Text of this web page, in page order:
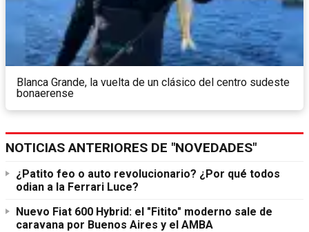
Blanca Grande, la vuelta de un clásico del centro sudeste
bonaerense
NOTICIAS ANTERIORES DE "NOVEDADES"
¿Patito feo o auto revolucionario? ¿Por qué todos
odian a la Ferrari Luce?
Nuevo Fiat 600 Hybrid: el "Fitito" moderno sale de
caravana por Buenos Aires y el AMBA